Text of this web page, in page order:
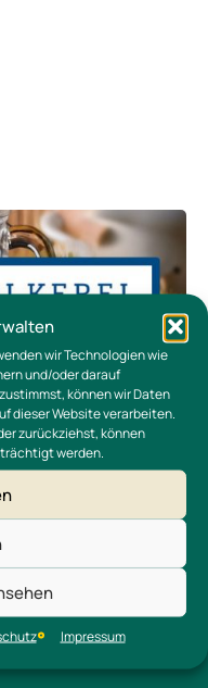
wir Technologien wie
und/oder darauf
können wir Daten
dieser Website verarbeiten.
zurückziehst, können
werden.
Impressum